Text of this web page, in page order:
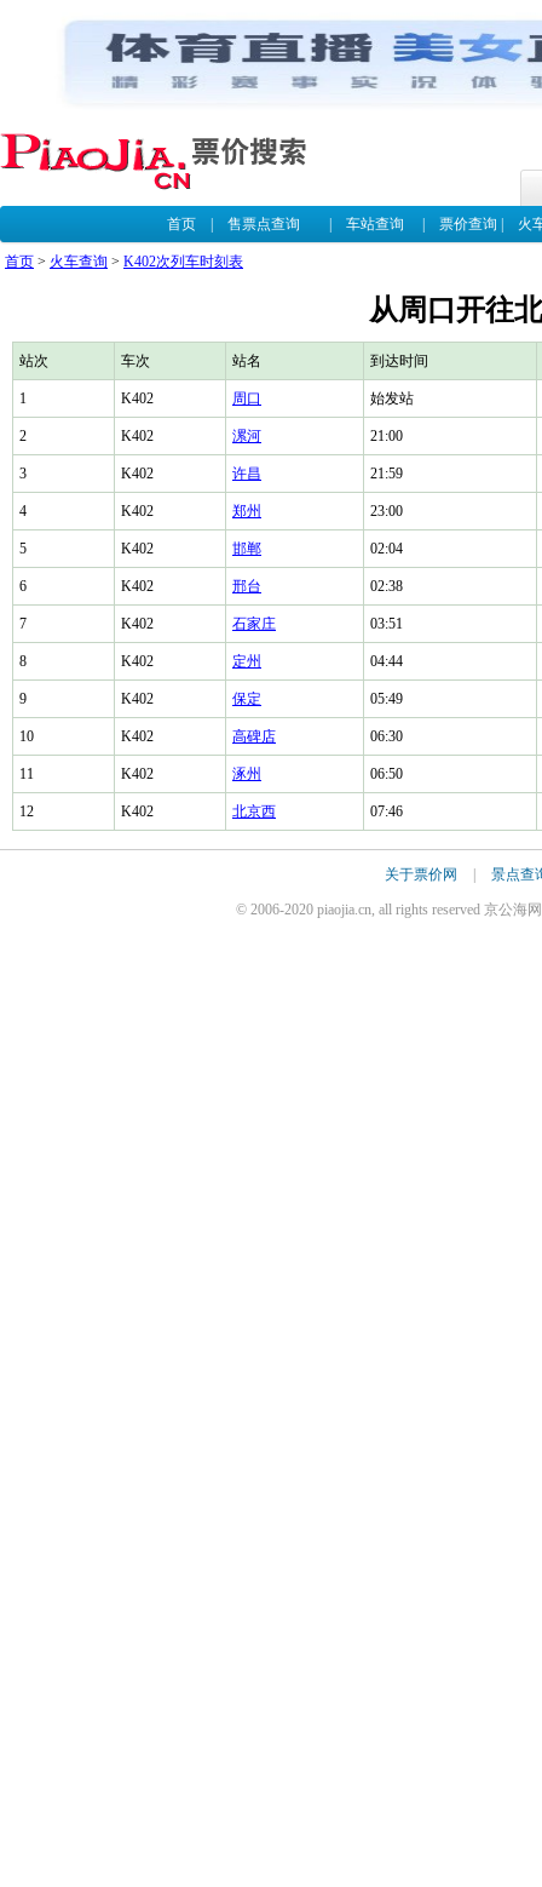
首页| 售票点查询 车站查询 票价查询 火
首页 > 火车查询 > K402次列车时刻表
从周口开往
站次 车次 站名 到达时间
1 K402 周口 始发站
2 K402 漯河 21:00
3 K402 许昌 21:59
4 K402 郑州 23:00
5 K402 邯郸 02:04
6 K402 邢台 02:38
7 K402 石家庄 03:51
8 K402 定州 04:44
9 K402 保定 05:49
10 K402 高碑店 06:30
11 K402 涿州 06:50
12 K402 北京西 07:46
关于票价网 景点查
© 2006-2020 piaojia.cn, all rights reserved 京公海